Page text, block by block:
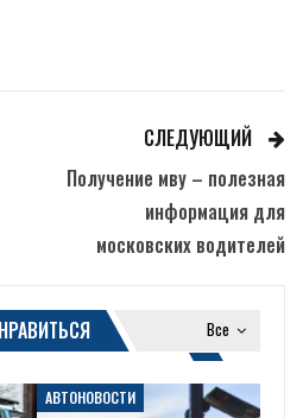
СЛЕДУЮЩИЙ
Получение мву – полезная
информация для
московских водителей
Все
АВТОНОВОСТИ